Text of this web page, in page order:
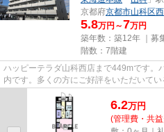
京都府京都市山科区
5.8万円～7万円
築年数：築12年 ｜募
階数：7階建
ハッピーテラダ山科西店まで449mです。
内です。多くの方にご好評をいただいて
イチオシの物件の「シカタシャ...
6.2万円
(管理費・共